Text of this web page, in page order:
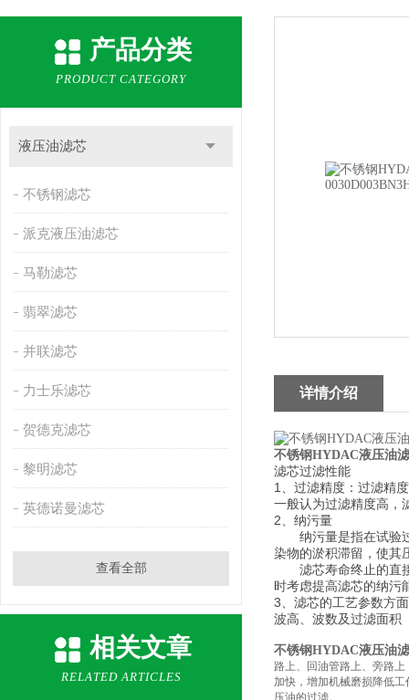
产品分类
PRODUCT CATEGORY
液压油滤芯
不锈钢滤芯
派克液压油滤芯
马勒滤芯
翡翠滤芯
并联滤芯
力士乐滤芯
贺德克滤芯
黎明滤芯
英德诺曼滤芯
查看全部
相关文章
RELATED ARTICLES
详情介绍
不锈钢HYDAC液压油
滤芯过滤性能
1
、过滤精度：过滤精
一般认为过滤精度高，
2 、纳污量
纳污量是指在试验过
染物的淤积滞留，使其
滤芯寿命终止的直接
时考虑提高滤芯的纳污
3 、滤芯的工艺参数
波高、波数及过滤面积
不锈钢HYDAC液压油
路上、回油管路上、旁路
加快，增加机械磨损降低
压油的过滤。